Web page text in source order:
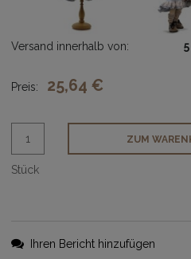
Versand innerhalb von:
Preis: 25,64 €
Stück
ZUM
Ihren Bericht hinzufügen